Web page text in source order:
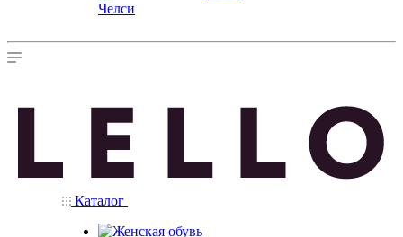
Челси
Каталог